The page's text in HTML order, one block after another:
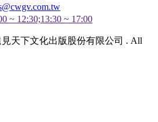
~ 12:30;13:30 ~ 17:00
見天下文化出版股份有限公司 . All